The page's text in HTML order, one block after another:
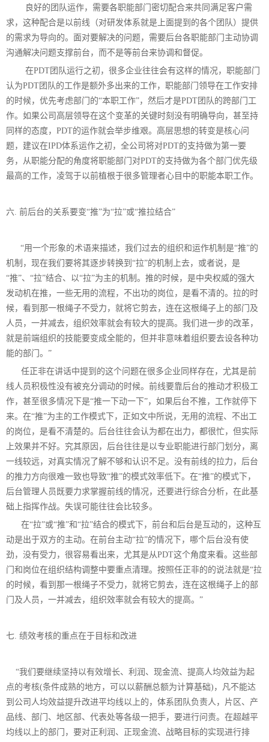
良好的团队运作，需要各职能部门密切配合来共同满足客户需
求，这种配合是以前线（对研发体系就是上面提到的各个团队）提供
的需求为导向的。面对要解决的问题，需要后台各职能部门主动协调
沟通解决问题支撑前台，而不是等前台来协调和督促。
在PDT团队运行之初，很多企业往往会有这样的情况，职能部门
认为PDT团队的工作是额外多出来的工作，职能部门领导在工作安排
的时候，优先考虑部门的“本职工作”，然后才是PDT团队的跨部门工
作。如果公司高层领导在这个变革的关键时刻没有明确导向，甚至持
同样的态度，PDT的运作就会举步维艰。高层思想的转变是核心问
题，建议在IPD体系运作之初，全公司将对PDT的支持做为第一要
务，从职能分配的角度将职能部门对PDT的支持做为各个部门优先级
最高的工作，凌驾于以前植根于很多管理者心目中的职能本职工作。
六. 前后台的关系要变“推”为“拉”或“推拉结合”
“用一个形象的术语来描述，我们过去的组织和运作机制是“推”的
机制，现在我们要将其逐步转换到“拉”的机制上去，或者说，是
“推”、“拉”结合、以“拉”为主的机制。推的时候，是中央权威的强大
发动机在推，一些无用的流程，不出功的岗位，是看不清的。拉的时
候，看到那一根绳子不受力，就将它剪去，连在这根绳子上的部门及
人员，一并减去，组织效率就会有较大的提高。我们进一步的改革，
就是前端组织的技能要变成全能的，但并非意味着组织要去设各种功
能的部门。”
任正非在讲话中提到的这个问题在很多企业同样存在，尤其是前
线人员积极性没有被充分调动的时候。前线要靠后台的推动才积极工
作，甚至很多情况下是“推一下动一下”，如果后台不推，工作就停下
来。在“推”为主的工作模式下，正如文中所说，无用的流程、不出工
的岗位，是看不清楚的。后台往往会认为都在出力，都很忙，但实际
上效果并不好。究其原因，后台往往是以专业职能进行部门划分，离
一线较远，对真实情况了解不够和认识不足。没有前线的拉力，后台
的推力方向很难一致也导致“推”的模式效率低下。在“推”的模式下，
后台管理人员既要力求掌握前线的情况，还要进行综合分析，在此基
础上指挥作战。失误可能往往会比较多。
在“拉”或“推”和“拉”结合的模式下，前台和后台是互动的，这种互
动是出于双方的主动。在前台主动“拉”的情况下，哪个后台没有使
劲，没有受力，很容易看出来，尤其是从PDT这个角度来看。这些部
门和岗位在组织结构调整中要重点清理。按照任正非的的说法就是“拉
的时候，看到那一根绳子不受力，就将它剪去，连在这根绳子上的部
门及人员，一并减去，组织效率就会有较大的提高。”
七. 绩效考核的重点在于目标和改进
“我们要继续坚持以有效增长、利润、现金流、提高人均效益为起
点的考核(条件成熟的地方，可以以薪酬总额为计算基础)，凡不能达
到公司人均效益提升改进平均线以上的，体系团队负责人，片区、产
品线、部门、地区部、代表处等各级一把手，要进行问责。在超越平
均线以上的部门，要对正利润、正现金流、战略目标的实现进行排